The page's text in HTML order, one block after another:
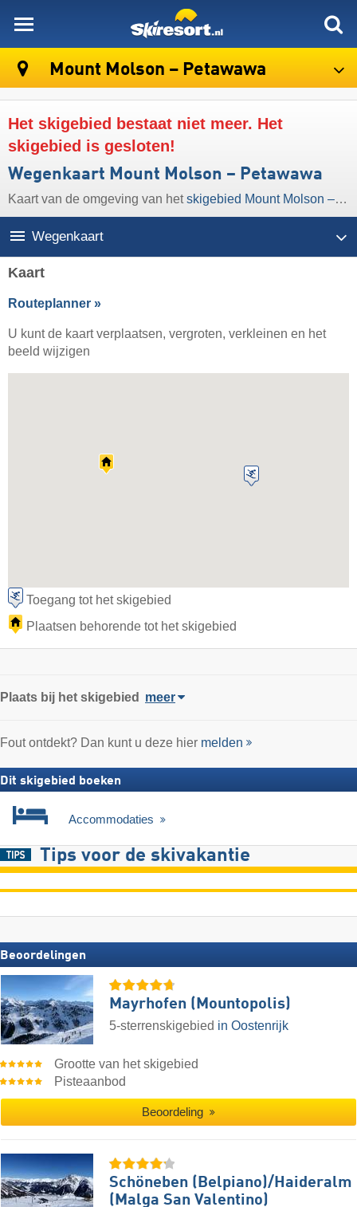
Mount Molson – Petawawa
Het skigebied bestaat niet meer. Het
skigebied is gesloten!
Wegenkaart Mount Molson – Petawawa
Kaart van de omgeving van hetskigebied Mount Molson – Petawawa
Wegenkaart
Kaart
Routeplanner »
U kunt de kaart verplaatsen, vergroten, verkleinen en het
beeld wijzigen
Toegang tot het skigebied
Plaatsen behorende tot het skigebied
Plaats bij het skigebied meer
Fout ontdekt? Dan kunt u deze hier melden
Dit skigebied boeken
Accommodaties
Tips voor de skivakantie
Beoordelingen
Mayrhofen (Mountopolis)
5-sterrenskigebied in Oostenrijk
Grootte van het skigebied
Pisteaanbod
Beoordeling
Schöneben (Belpiano)/​Haideralm
(Malga San Valentino)